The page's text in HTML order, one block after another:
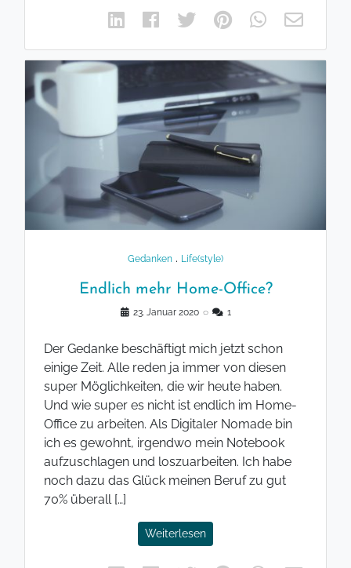
Gedanken . Life(style)
Endlich mehr Home-Office?
23. Januar 2020 ◌ 1
Der Gedanke beschäftigt mich jetzt schon
einige Zeit. Alle reden ja immer von diesen
super Möglichkeiten, die wir heute haben.
Und wie super es nicht ist endlich im Home-
Office zu arbeiten. Als Digitaler Nomade bin
ich es gewohnt, irgendwo mein Notebook
aufzuschlagen und loszuarbeiten. Ich habe
noch dazu das Glück meinen Beruf zu gut
70% überall […]
Weiterlesen